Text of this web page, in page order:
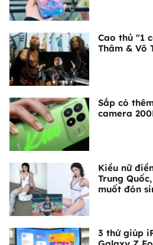
Cao thủ "1
Thâm & Võ
Sắp có
camera
Kiều nữ
Trung
muốt đón
3 thứ giúp